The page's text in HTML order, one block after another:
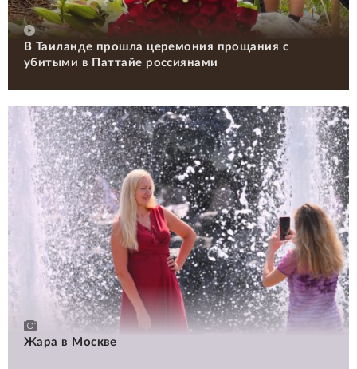
В Таиланде прошла церемония прощания с
убитыми в Паттайе россиянами
Жара в Москве